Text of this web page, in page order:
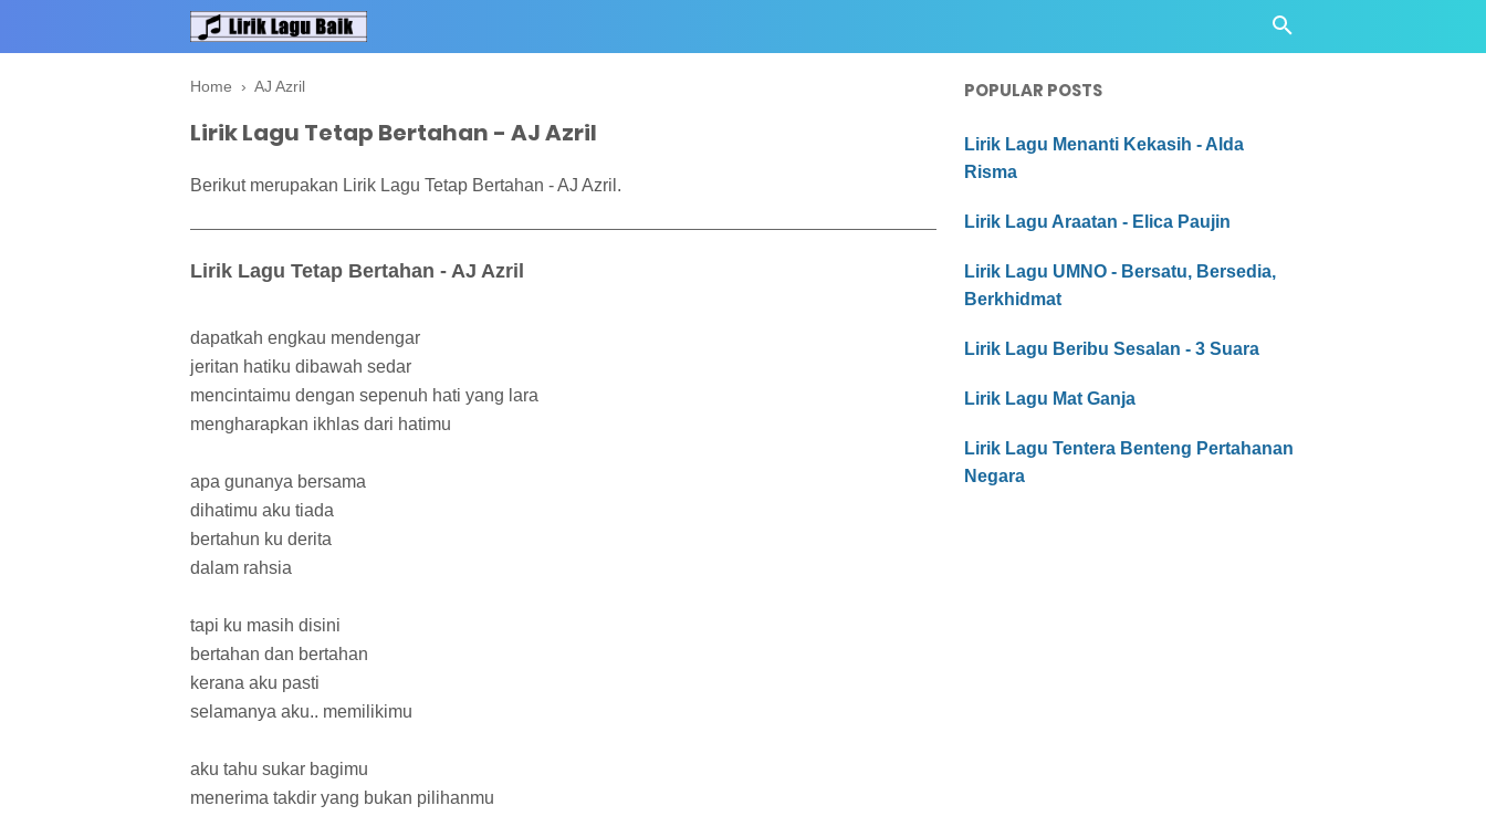
Home › AJ Azril
Lirik Lagu Tetap Bertahan - AJ Azril
Berikut merupakan Lirik Lagu Tetap Bertahan - AJ Azril.
Lirik Lagu Tetap Bertahan - AJ Azril
dapatkah engkau mendengar
jeritan hatiku dibawah sedar
mencintaimu dengan sepenuh hati yang lara
mengharapkan ikhlas dari hatimu
apa gunanya bersama
dihatimu aku tiada
bertahun ku derita
dalam rahsia
tapi ku masih disini
bertahan dan bertahan
kerana aku pasti
selamanya aku.. memilikimu
aku tahu sukar bagimu
menerima takdir yang bukan pilihanmu
POPULAR POSTS
Lirik Lagu Menanti Kekasih - Alda
Risma
Lirik Lagu Araatan - Elica Paujin
Lirik Lagu UMNO - Bersatu, Bersedia,
Berkhidmat
Lirik Lagu Beribu Sesalan - 3 Suara
Lirik Lagu Mat Ganja
Lirik Lagu Tentera Benteng Pertahanan
Negara